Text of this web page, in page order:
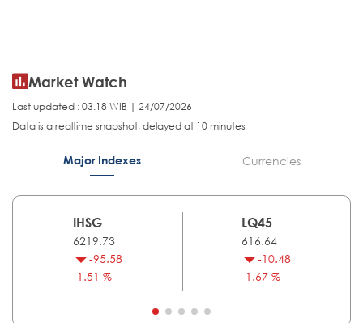
Market Watch
Last updated : 03.18 WIB | 24/07/2026
Data is a realtime snapshot, delayed at 10 minutes
Major Indexes Currencies
IHSG
6219.73
-95.58
-1.51 %
LQ45
616.64
-10.48
-1.67 %